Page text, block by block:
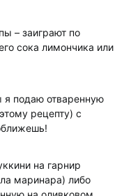
– заиграют по
сока лимончика или
я подаю отваренную
рецепту) с
на гарнир
маринара) либо